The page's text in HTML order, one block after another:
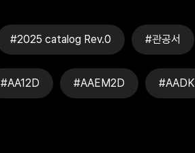
#2025 catalog Rev.0 #관공서
#AA12D #AAEM2D #AADK